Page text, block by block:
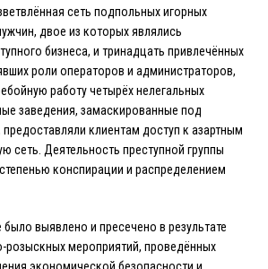
сеть подпольных игорных
двое из которых являлись
бизнеса, и тринадцать привлечённых
роли операторов и администраторов,
работу четырёх нелегальных
заведения, замаскированные под
клиентам доступ к азартным
сеть. Деятельность преступной группы
конспирации и распределением
выявлено и пресечено в результате
розыскных мероприятий, проведённых